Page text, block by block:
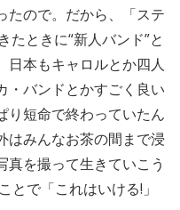
たので。だから、「ステ
たときに“新人バンド”と
日本もキャロルとか四人
・バンドとかすごく良い
り短命で終わっていたん
はみんなお茶の間まで浸
を撮って生きていこう
とで「これはいける!」